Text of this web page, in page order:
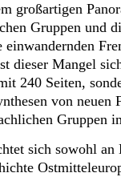
großartigen
Gruppen und
einwandernden
dieser Mangel
240 Seiten,
von neuen
Gruppen
sich sowohl